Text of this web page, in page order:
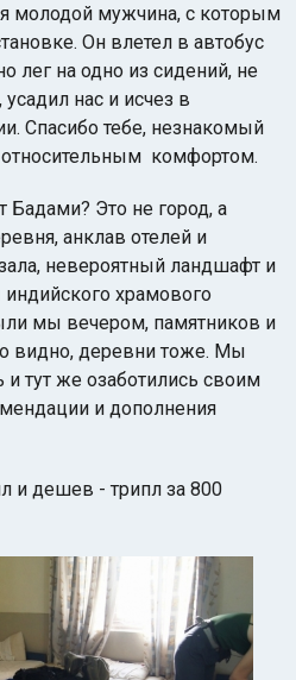
молодой мужчина, с которым
Он влетел в автобус
лег на одно из сидений, не
нас и исчез в
Спасибо тебе, незнакомый
относительным комфортом.
Бадами? Это не город, а
анклав отелей и
невероятный ландшафт и
храмового
мы вечером, памятников и
видно, деревни тоже. Мы
тут же озаботились своим
и дополнения
и дешев - трипл за 800